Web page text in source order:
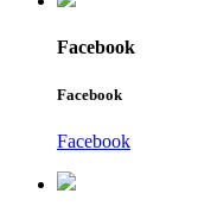
Facebook
Facebook
Facebook